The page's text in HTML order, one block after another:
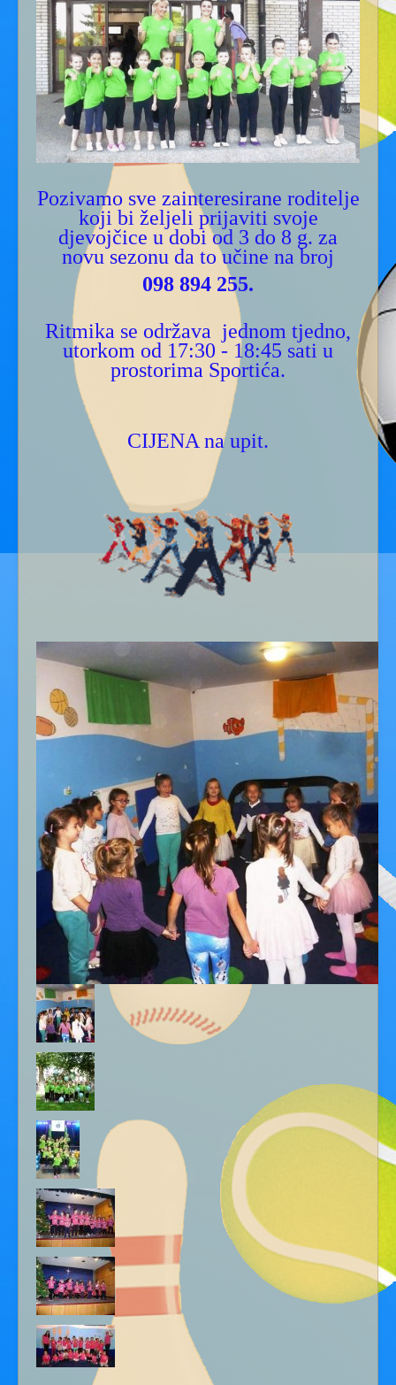
Pozivamo sve zainteresirane roditelje
koji bi željeli prijaviti svoje
djevojčice u dobi od 3 do 8 g. za
novu sezonu da to učine na broj
098 894 255.
Ritmika se održava jednom tjedno,
utorkom od 17:30 - 18:45 sati u
prostorima Sportića.
CIJENA na upit.